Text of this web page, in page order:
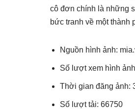
cô đơn chính là những
bức tranh về một thành
Nguồn hình ảnh:
Số lượt xem hình
Thời gian đăng ảnh:
Số lượt tải: 66750